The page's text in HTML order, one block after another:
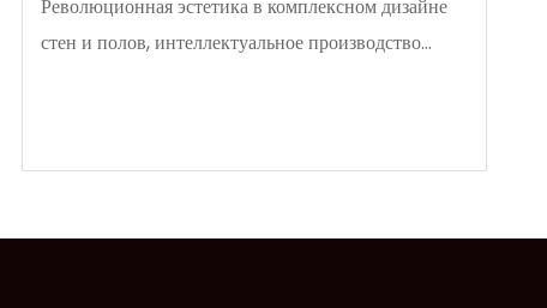
Революционная эстетика в комплексном дизайне
стен и полов, интеллектуальное производство